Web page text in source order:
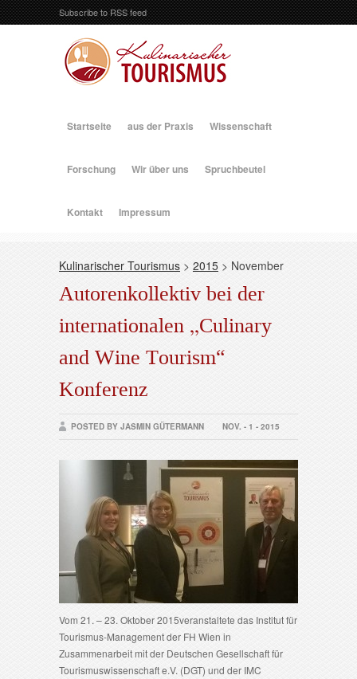
Subscribe to RSS feed
Startseite aus der Praxis Wissenschaft
Forschung Wir über uns Spruchbeutel
Kontakt Impressum
Kulinarischer Tourismus > 2015 > November
Autorenkollektiv bei der
internationalen „Culinary
and Wine Tourism“
Konferenz
POSTED BY JASMIN GÜTERMANN NOV. - 1 - 2015
Vom 21. – 23. Oktober 2015veranstaltete das Institut für
Tourismus-Management der FH Wien in
Zusammenarbeit mit der Deutschen Gesellschaft für
Tourismuswissenschaft e.V. (DGT) und der IMC